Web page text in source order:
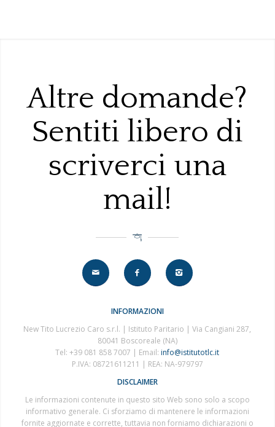
Altre domande?
Sentiti libero di
scriverci una
mail!
INFORMAZIONI
New Tito Lucrezio Caro s.r.l. | Istituto Paritario | Via Cangiani 287,
80041 Boscoreale (NA)
Tel: +39 081 858 7007 | Email:info@istitutotlc.it
P.IVA: 08721611211 | REA: NA-979797
DISCLAIMER
Le informazioni contenute in questo sito Web sono solo a scopo
informativo generale. Ci sforziamo di mantenere le informazioni
fornite aggiornate e corrette, tuttavia non forniamo dichiarazioni o